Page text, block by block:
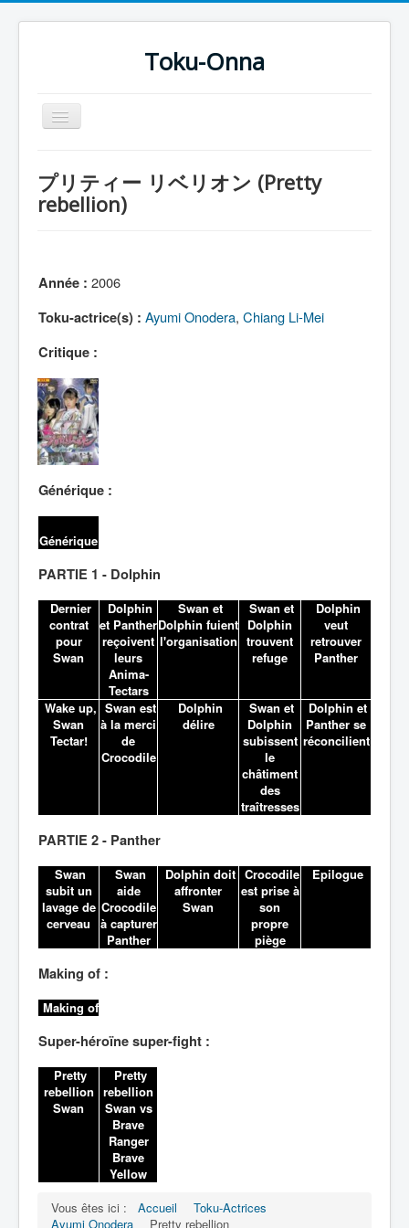
Toku-Onna
Basculer
la
Toku-Actrices
Films
COSAA
Dessins
Artiste Asperger
Lexique
プリティー リベリオン (Pretty
rebellion)
Année : 2006
Toku-actrice(s) : Ayumi Onodera, Chiang Li-Mei
Critique :
Générique :
Générique
PARTIE 1 - Dolphin
Dernier
contrat
pour
Swan
Dolphin
et Panther
reçoivent
leurs
Anima-
Tectars
Swan et
Dolphin fuient
l'organisation
Swan et
Dolphin
trouvent
refuge
Dolphin
veut
retrouver
Panther
Wake up,
Swan
Tectar!
Swan est
à la merci
de
Crocodile
Dolphin
délire
Swan et
Dolphin
subissent
le
châtiment
des
traîtresses
Dolphin et
Panther se
réconcilient
PARTIE 2 - Panther
Swan
subit un
lavage de
cerveau
Swan
aide
Crocodile
à capturer
Panther
Dolphin doit
affronter
Swan
Crocodile
est prise à
son
propre
piège
Epilogue
Making of :
Making of
Super-héroïne super-fight :
Pretty
rebellion
Swan
Pretty
rebellion
Swan vs
Brave
Ranger
Brave
Yellow
Vous êtes ici :
Accueil
Toku-Actrices
Ayumi Onodera
Pretty rebellion